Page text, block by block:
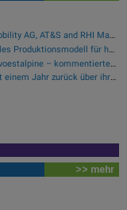
21st Austria weekly - ATX TR at 16715.01 - Bajaj Mobility AG, AT&S and RHI Magnesita best-performing, Österreichische Post with weakest performance (08/08/2026)
Hermes Reply und Lavazza entwickeln neues digitales Produktionsmodell für hocheffiziente Fertigung
ArcelorMittal und ThyssenKrupp vs. Salzgitter und voestalpine – kommentierter KW 32 Peer Group Watch Stahl
BSN Spitouts: OMV und Zumtobel nach jeweils fast einem Jahr zurück über ihren MA200
>> mehr